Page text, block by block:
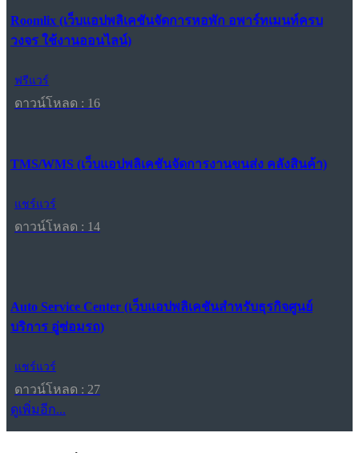
Roomlix (เว็บแอปพลิเคชันจัดการหอพัก อพาร์ทเมนท์ครบ
วงจร ใช้งานออนไลน์)
ฟรีแวร์
ดาวน์โหลด : 16
TMS/WMS (เว็บแอปพลิเคชันจัดการงานขนส่ง คลังสินค้า)
แชร์แวร์
ดาวน์โหลด : 14
Auto Service Center (เว็บแอปพลิเคชันสำหรับธุรกิจศูนย์
บริการ อู่ซ่อมรถ)
แชร์แวร์
ดาวน์โหลด : 27
ดูเพิ่มอีก...